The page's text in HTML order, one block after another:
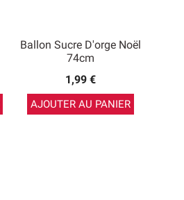
Ballon Sucre D'orge Noël
74cm
1,99 €
AJOUTER AU PANIER